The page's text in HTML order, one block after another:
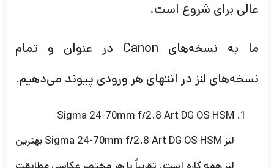
عالی برای شروع است.
ما به نسخه‌های Canon در عنوان و تمام
نسخه‌های لنز در انتهای هر ورودی پیوند می‌دهیم.
Sigma 24-70mm f/2.8 Art DG OS HSM
لنز Sigma 24-70mm f/2.8 Art DG OS HSM بهترین